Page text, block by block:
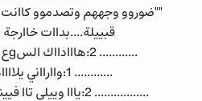
""ضوروو وجههم وتصدموو كاانت
قبييلة....بداات خاارجة
............ 2:هااادااك السgع فيين تعطلتي...😠
............ 1:واارااني يلااااه وصلت....😕
................. 2:يااا وييلي تاا فيينااهماا الشوااري....😤